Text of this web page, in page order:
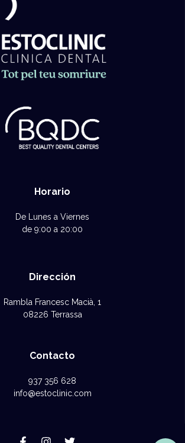
Horario
De Lunes a Viernes
de 9:00 a 20:00
Dirección
Rambla Francesc Macià, 1
08226 Terrassa
Contacto
937 356 628
info@estoclinic.com